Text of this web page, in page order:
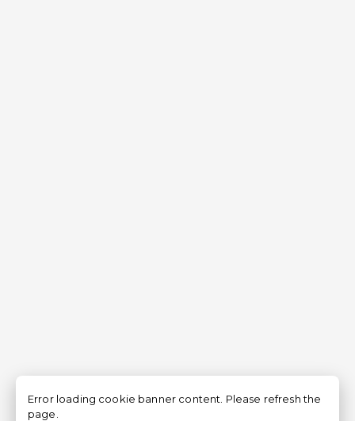
Error loading cookie banner content. Please refresh the
page.